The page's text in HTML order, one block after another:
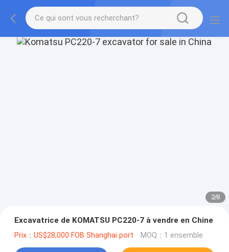
2/8
Excavatrice de KOMATSU PC220-7 à vendre en Chine
Prix：US$28,000 FOB Shanghai port MOQ：1 ensemble